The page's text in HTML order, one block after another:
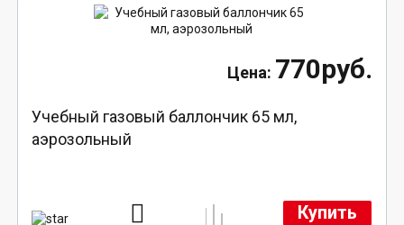
770руб.
Учебный газовый баллончик 65 мл,
аэрозольный
Купить